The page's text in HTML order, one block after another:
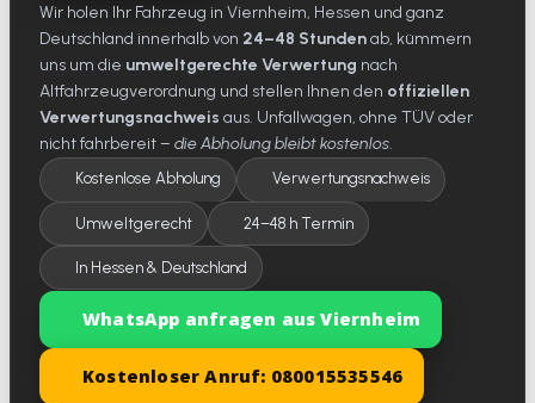
Wir holen Ihr Fahrzeug in Viernheim, Hessen und ganz
Deutschland innerhalb von 24–48 Stundenab, kümmern
uns um die umweltgerechte Verwertung nach
Altfahrzeugverordnung und stellen Ihnen den offiziellen
Verwertungsnachweis aus. Unfallwagen, ohne TÜV oder
nicht fahrbereit – die Abholung bleibt kostenlos.
Kostenlose Abholung Verwertungsnachweis
Umweltgerecht 24–48 h Termin
In Hessen & Deutschland
WhatsApp anfragen aus Viernheim
Kostenloser Anruf: 080015535546